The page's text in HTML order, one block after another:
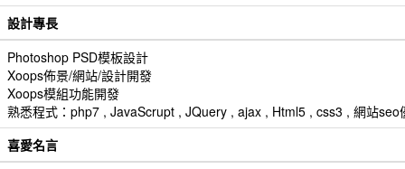
設計專長
Photoshop PSD模板設計
Xoops佈景/網站/設計開發
Xoops模組功能開發
熟悉程式：php7 , JavaScrupt , JQuery , ajax , Html5 , css3 , 網站seo
喜愛名言